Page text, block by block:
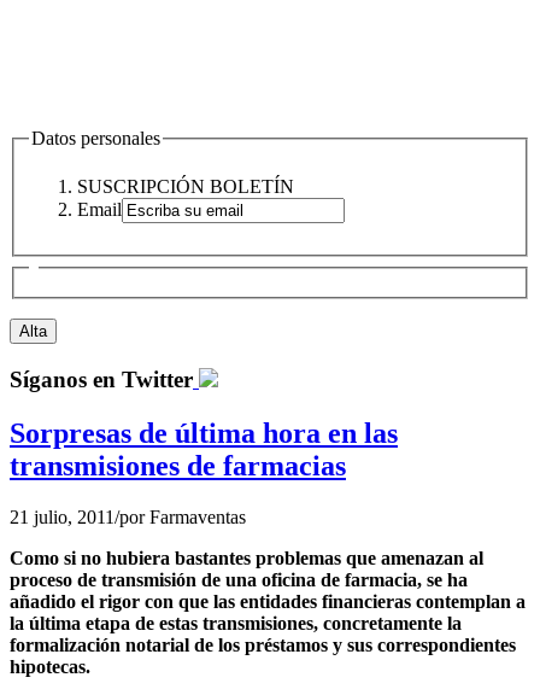
Datos personales
SUSCRIPCIÓN BOLETÍN
Email
Síganos en Twitter
Sorpresas de última hora en las
transmisiones de farmacias
21 julio, 2011/porFarmaventas
Como si no hubiera bastantes problemas que amenazan al
proceso de transmisión de una oficina de farmacia, se ha
añadido el rigor con que las entidades financieras contemplan a
la última etapa de estas transmisiones, concretamente la
formalización notarial de los préstamos y sus correspondientes
hipotecas.